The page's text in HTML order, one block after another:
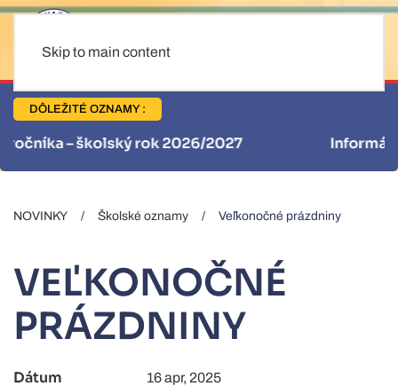
Skip to main content
DÔLEŽITÉ OZNAMY :
Informácie pre stravníkov
NOVINKY Školské oznamy Veľkonočné prázdniny
VEĽKONOČNÉ
PRÁZDNINY
Dátum 16 apr, 2025